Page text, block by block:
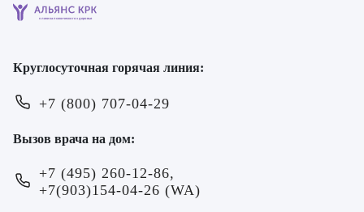
клиника психического здоровья
Круглосуточная горячая линия:
+7 (800) 707-04-29
Вызов врача на дом:
+7 (495) 260-12-86,
+7(903)154-04-26 (WA)
ОТПРАВИТЬ